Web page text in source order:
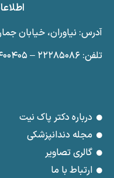
آدرس: نیاوران، خیابان جماران،
تلفن: ۲۲۲۸۵۰۸۶ – ۲۶۴۰۰۴۰۵ – ۴۰۲۲۸۰۶۶
درباره دکتر پاک نیت
مجله دندانپزشکی
گالری تصاویر
ارتباط با ما